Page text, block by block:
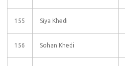
155 Siya Khedi
156 Sohan Khedi